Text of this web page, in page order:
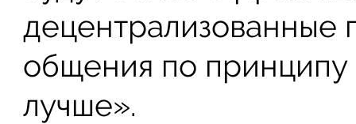
децентрализованные
общения по
лучше».